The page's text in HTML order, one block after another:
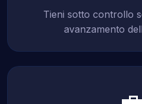
Tieni sotto controllo
avanzamento